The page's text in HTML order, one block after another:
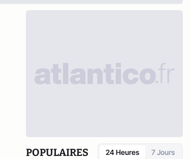
POPULAIRES 24 Heures 7 Jours